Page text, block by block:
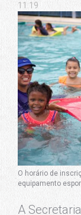
11:19
O horário de
equipamento
A